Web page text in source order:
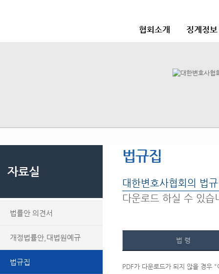
협회소개 징계정
자료실
법률안 의견서
개정법률안,대법원예규
법규집
법규집
대한변호사협회의 법
다운로드 하실 수 있습
법 령
PDF가 다운로드가 되지 않을 경우